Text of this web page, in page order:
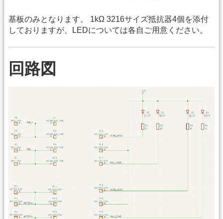
基板のみとなります。 1kΩ 3216サイズ抵抗器4個を添付
しておりますが、LEDについては各自ご用意ください。
回路図